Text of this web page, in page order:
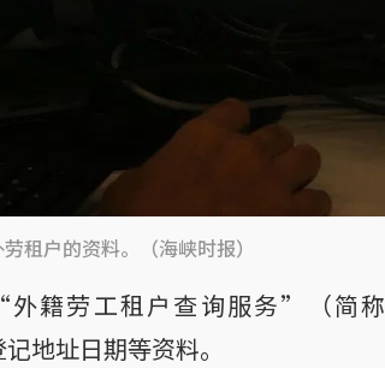
租户的资料。（海峡时报）
外籍劳工租户查询服务”（简称
地址日期等资料。